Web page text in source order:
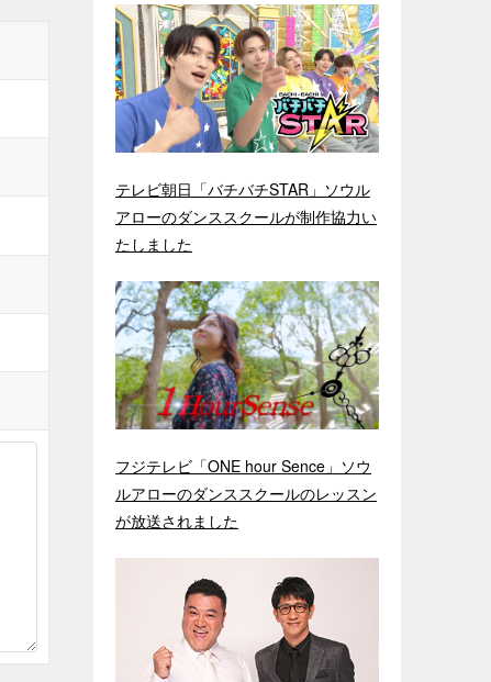
テレビ朝日「バチバチSTAR」ソウル
アローのダンススクールが制作協力い
たしました
フジテレビ「ONE hour Sence」ソウ
ルアローのダンススクールのレッスン
が放送されました